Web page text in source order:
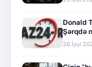
Donald
Şərqdə